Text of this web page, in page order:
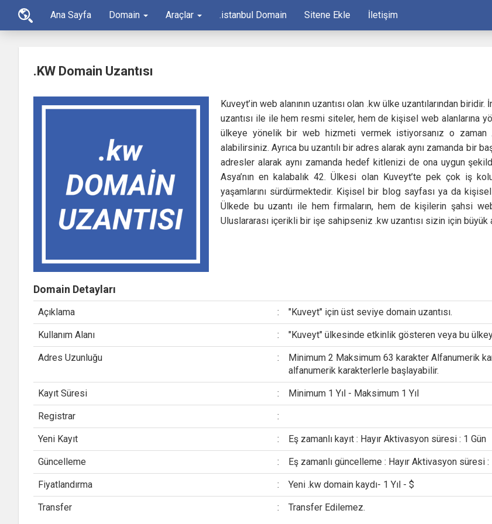
Ana Sayfa Domain Araçlar .istanbul Domain Sitene Ekle İletişim
.KW Domain Uzantısı
Kuveyt’in web alanının uzantısı olan .kw ülke uzantılarından
uzantısı ile ile hem resmi siteler, hem de kişisel web alanlarına
ülkeye yönelik bir web hizmeti vermek istiyorsanız o zaman
alabilirsiniz. Ayrıca bu uzantılı bir adres alarak aynı zamanda bir
adresler alarak aynı zamanda hedef kitlenizi de ona uygun
Asya’nın en kalabalık 42. Ülkesi olan Kuveyt’te pek çok iş
yaşamlarını sürdürmektedir. Kişisel bir blog sayfası ya da
Ülkede bu uzantı ile hem firmaların, hem de kişilerin şahsi
Uluslararası içerikli bir işe sahipseniz .kw uzantısı sizin için büyük
Domain Detayları
Açıklama : "Kuveyt" için üst seviye domain uzantısı.
Kullanım Alanı : "Kuveyt" ülkesinde etkinlik gösteren veya bu
Adres Uzunluğu :
Minimum 2 Maksimum 63 karakter Alfanumerik
alfanumerik karakterlerle başlayabilir.
Kayıt Süresi : Minimum 1 Yıl - Maksimum 1 Yıl
Registrar :
Yeni Kayıt : Eş zamanlı kayıt : Hayır Aktivasyon süresi : 1 Gün
Güncelleme : Eş zamanlı güncelleme : Hayır Aktivasyon süresi :
Fiyatlandırma : Yeni .kw domain kaydı- 1 Yıl - $
Transfer : Transfer Edilemez.